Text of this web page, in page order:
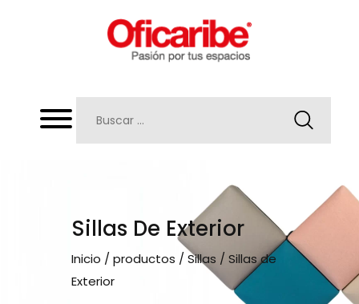
Sillas De Exterior
Inicio /productos /Sillas / Sillas de
Exterior